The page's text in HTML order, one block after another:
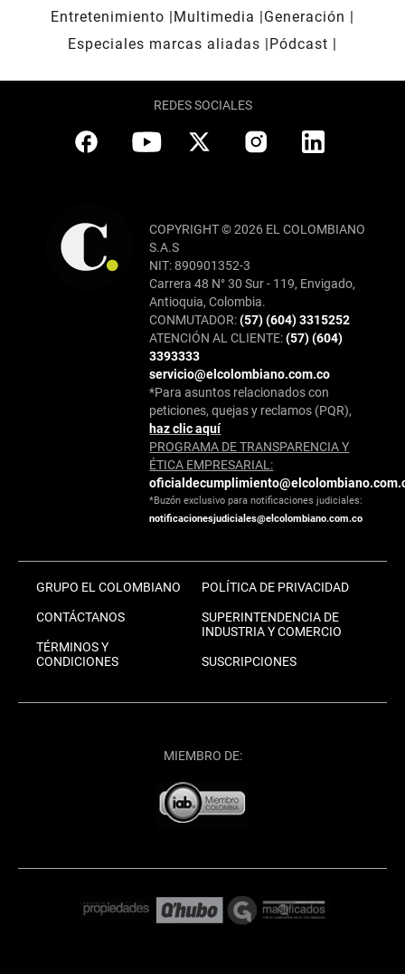
Entretenimiento
Multimedia
Generación
Especiales marcas aliadas
Pódcast
REDES SOCIALES
COPYRIGHT © 2026 EL COLOMBIANO
S.A.S
NIT: 890901352-3
Carrera 48 N° 30 Sur - 119, Envigado,
Antioquia, Colombia.
CONMUTADOR:(57) (604) 3315252
ATENCIÓN AL CLIENTE:(57) (604)
3393333
servicio@elcolombiano.com.co
*Para asuntos relacionados con
peticiones, quejas y reclamos (PQR),
haz clic aquí
PROGRAMA DE TRANSPARENCIA Y
ÉTICA EMPRESARIAL:
*Buzón exclusivo para notificaciones judiciales:
notificacionesjudiciales@elcolombiano.com.co
GRUPO EL COLOMBIANO
CONTÁCTANOS
TÉRMINOS Y
CONDICIONES
POLÍTICA DE PRIVACIDAD
SUPERINTENDENCIA DE
INDUSTRIA Y COMERCIO
SUSCRIPCIONES
MIEMBRO DE: